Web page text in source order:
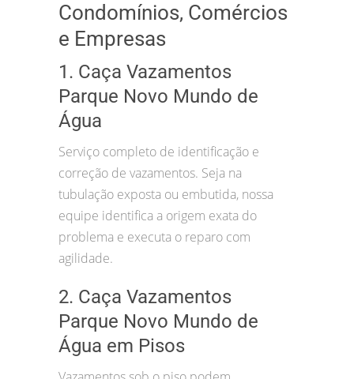
Condomínios, Comércios
e Empresas
1. Caça Vazamentos
Parque Novo Mundo de
Água
Serviço completo de identificação e
correção de vazamentos. Seja na
tubulação exposta ou embutida, nossa
equipe identifica a origem exata do
problema e executa o reparo com
agilidade.
2. Caça Vazamentos
Parque Novo Mundo de
Água em Pisos